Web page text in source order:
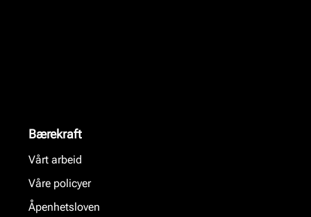
Bærekraft
Vårt arbeid
Våre policyer
Åpenhetsloven